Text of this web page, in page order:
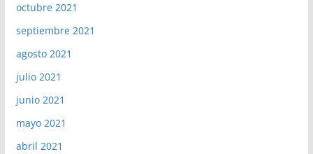
octubre 2021
septiembre 2021
agosto 2021
julio 2021
junio 2021
mayo 2021
abril 2021